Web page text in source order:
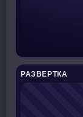
РАЗВЕРТКА